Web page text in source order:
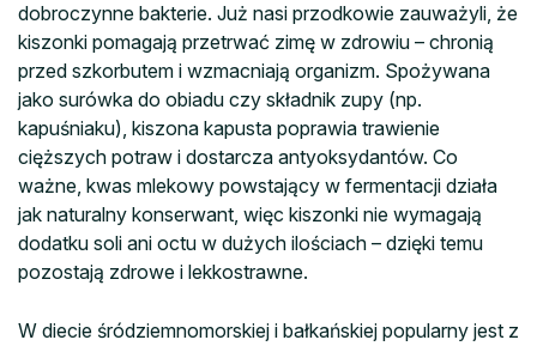
dobroczynne bakterie. Już nasi przodkowie zauważyli, że
kiszonki pomagają przetrwać zimę w zdrowiu – chronią
przed szkorbutem i wzmacniają organizm. Spożywana
jako surówka do obiadu czy składnik zupy (np.
kapuśniaku), kiszona kapusta poprawia trawienie
cięższych potraw i dostarcza antyoksydantów. Co
ważne, kwas mlekowy powstający w fermentacji działa
jak naturalny konserwant, więc kiszonki nie wymagają
dodatku soli ani octu w dużych ilościach – dzięki temu
pozostają zdrowe i lekkostrawne.
W diecie śródziemnomorskiej i bałkańskiej popularny jest z